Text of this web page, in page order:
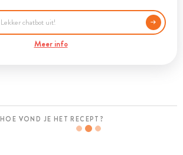
Meer info
HOE VOND JE HET RECEPT?